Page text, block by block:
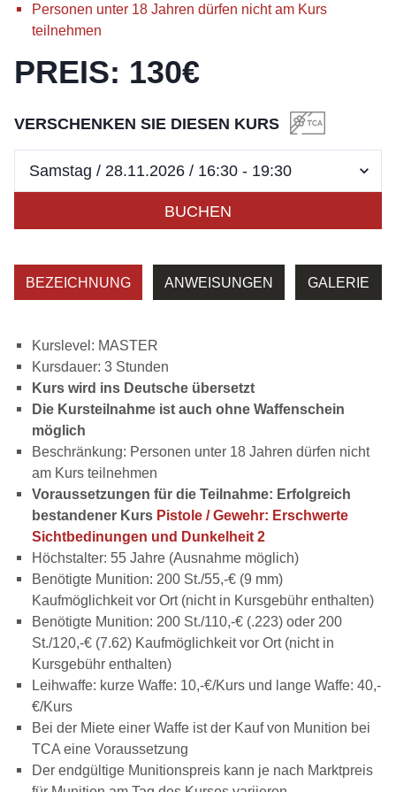
Personen unter 18 Jahren dürfen nicht am Kurs
teilnehmen
PREIS: 130€
VERSCHENKEN SIE DIESEN KURS
BUCHEN
BEZEICHNUNG ANWEISUNGEN GALERIE
Kurslevel: MASTER
Kursdauer: 3 Stunden
Kurs wird ins Deutsche übersetzt
Die Kursteilnahme ist auch ohne Waffenschein
möglich
Beschränkung: Personen unter 18 Jahren dürfen nicht
am Kurs teilnehmen
Voraussetzungen für die Teilnahme: Erfolgreich
bestandener Kurs Pistole / Gewehr: Erschwerte
Sichtbedinungen und Dunkelheit 2
Höchstalter: 55 Jahre (Ausnahme möglich)
Benötigte Munition: 200 St./55,-€ (9 mm)
Kaufmöglichkeit vor Ort (nicht in Kursgebühr enthalten)
Benötigte Munition: 200 St./110,-€ (.223) oder 200
St./120,-€ (7.62) Kaufmöglichkeit vor Ort (nicht in
Kursgebühr enthalten)
Leihwaffe: kurze Waffe: 10,-€/Kurs und lange Waffe: 40,-
€/Kurs
Bei der Miete einer Waffe ist der Kauf von Munition bei
TCA eine Voraussetzung
Der endgültige Munitionspreis kann je nach Marktpreis